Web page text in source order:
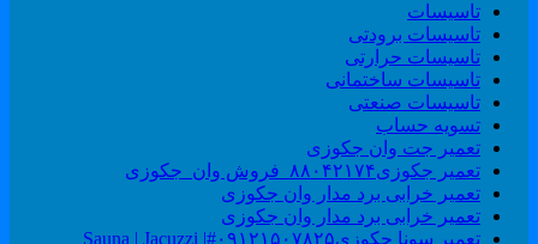
تاسیسات
تاسیسات برودتی
تاسیسات حرارتی
تاسیسات ساختمانی
تاسیسات صنعتی
تسویه حساب
تعمیر جت وان جکوزی
تعمیر جکوزی۸۸۰۴۲۱۷۴_فروش وان_جکوزی
تعمیر خرابی برد مدار وان جکوزی
تعمیر خرابی برد مدار وان جکوزی
تعمیر سونا جکوزی۰۹۱۲۱۵۰۷۸۲۵#| Sauna | Jacuzzi